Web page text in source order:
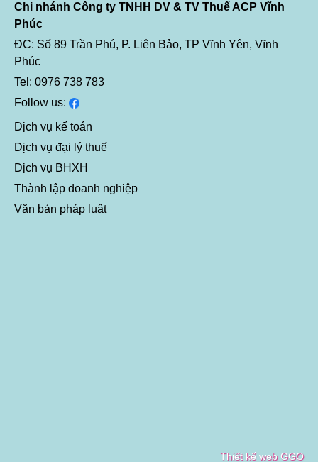
Chi nhánh Công ty TNHH DV & TV Thuế ACP Vĩnh
Phúc
ĐC: Số 89 Trần Phú, P. Liên Bảo, TP Vĩnh Yên, Vĩnh
Phúc
Tel: 0976 738 783
Follow us:
Dịch vụ kế toán
Dịch vụ đại lý thuế
Dịch vụ BHXH
Thành lập doanh nghiệp
Văn bản pháp luật
Thiết kế web GGO